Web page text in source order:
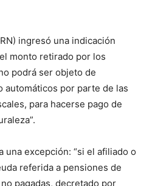
ingresó una indicación
monto retirado por los
podrá ser objeto de
automáticos por parte de las
para hacerse pago de
una excepción: “si el afiliado o
referida a pensiones de
pagadas, decretado por